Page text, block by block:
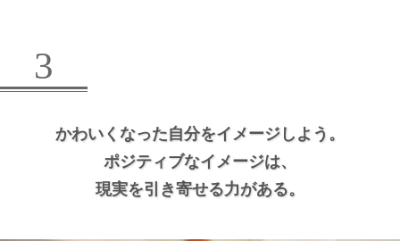
3
かわいくなった自分をイメージしよう。
ポジティブなイメージは、
現実を引き寄せる力がある。